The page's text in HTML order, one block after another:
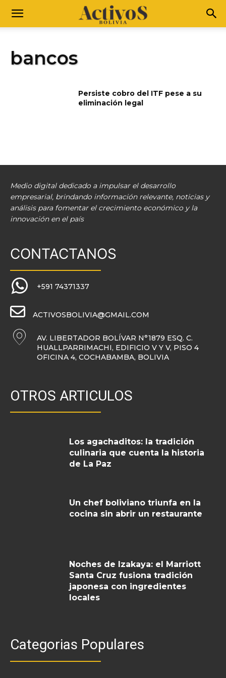
bancos
Persiste cobro del ITF pese a su
eliminación legal
Medio digital dedicado a impulsar el desarrollo
empresarial, brindando información relevante, noticias y
análisis para fomentar el crecimiento económico y la
innovación en el país
CONTACTANOS
+591 74371337
ACTIVOSBOLIVIA@GMAIL.COM
AV. LIBERTADOR BOLÍVAR N°1879 ESQ. C.
HUALLPARRIMACHI, EDIFICIO V Y V, PISO 4
OFICINA 4, COCHABAMBA, BOLIVIA
OTROS ARTICULOS
Los agachaditos: la tradición
culinaria que cuenta la historia
de La Paz
Un chef boliviano triunfa en la
cocina sin abrir un restaurante
Noches de Izakaya: el Marriott
Santa Cruz fusiona tradición
japonesa con ingredientes
locales
Categorias Populares